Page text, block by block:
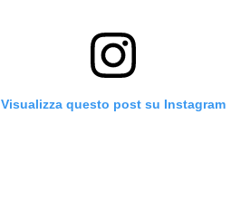
Visualizza questo post su Instagram